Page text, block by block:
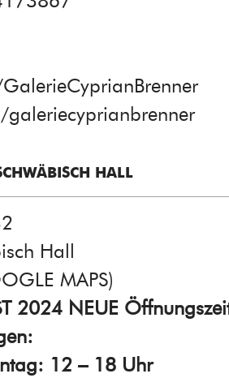
HALL
Hall
MAPS)
2024 NEUE
12 – 18 Uhr